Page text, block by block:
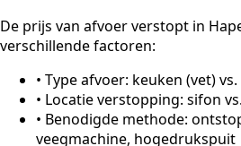
De prijs van afvoer verstopt in
verschillende factoren:
• Type afvoer: keuken (vet)
• Locatie verstopping: sifon
• Benodigde methode:
veegmachine, hogedrukspuit